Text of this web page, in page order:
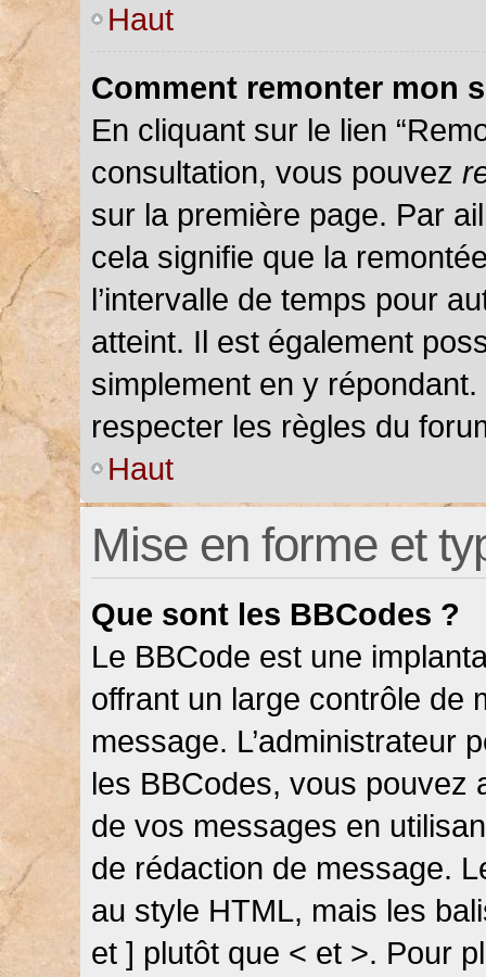
Haut
Comment remonter mon
En cliquant sur le lien
consultation, vous pouvez
sur la première page. Par
cela signifie que la
l’intervalle de temps pour
atteint. Il est également
simplement en y
respecter les règles du
Haut
Mise en forme et
Que sont les BBCodes ?
Le BBCode est une
offrant un large contrôle de
message. L’administrateur
les BBCodes, vous pouvez
de vos messages en
de rédaction de message.
au style HTML, mais les
et ] plutôt que < et >. Pour